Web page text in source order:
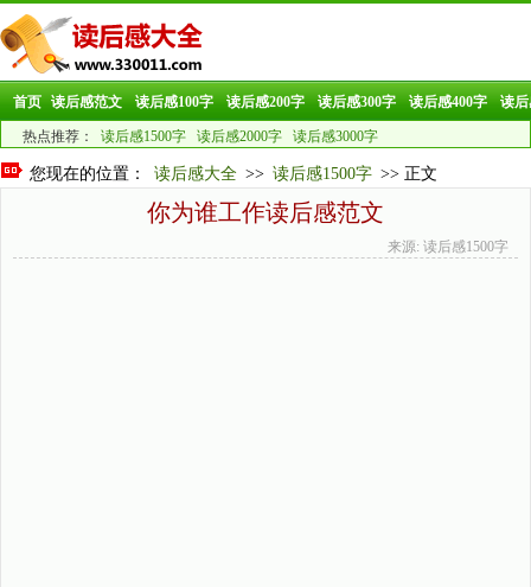
首页 读后感范文 读后感100字 读后感200字 读后感300字 读后感400字 读后
热点推荐： 读后感1500字 读后感2000字 读后感3000字
您现在的位置： 读后感大全 >> 读后感1500字 >> 正文
你为谁工作读后感范文
来源: 读后感1500字